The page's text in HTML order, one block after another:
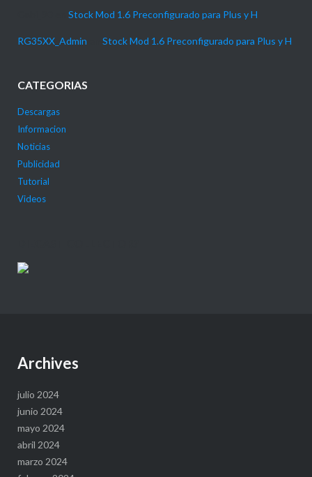
Stock Mod 1.6 Preconfigurado para Plus y H
RG35XX_Admin Stock Mod 1.6 Preconfigurado para Plus y H
CATEGORIAS
Descargas
Informacion
Noticias
Publicidad
Tutorial
Videos
Archives
julio 2024
junio 2024
mayo 2024
abril 2024
marzo 2024